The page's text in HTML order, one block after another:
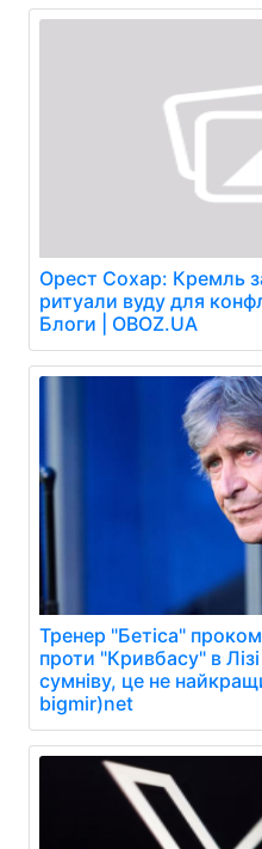
Орест Сохар: Кремль
ритуали вуду для
Блоги | OBOZ.UA
Тренер "Бетіса"
проти "Кривбасу" в
сумніву, це не
bigmir)net